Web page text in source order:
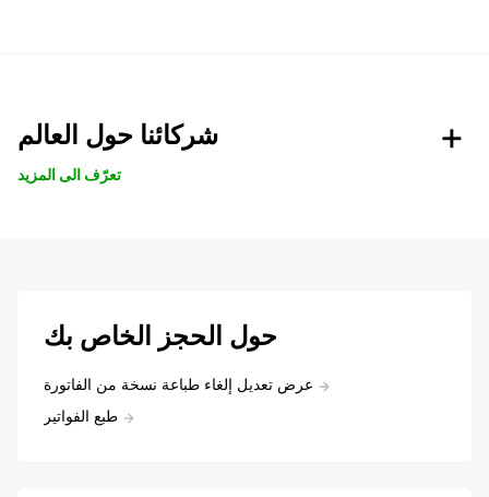
شركائنا حول العالم
تعرّف الى المزيد
حول الحجز الخاص بك
عرض تعديل إلغاء طباعة نسخة من الفاتورة
طبع الفواتير